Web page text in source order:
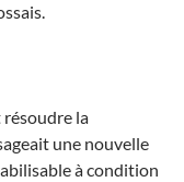
la
une nouvelle
à condition